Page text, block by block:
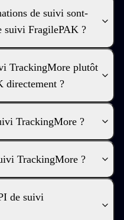
de suivi sont-
suivi FragilePAK ?
TrackingMore plutôt
directement ?
TrackingMore ?
TrackingMore ?
de suivi